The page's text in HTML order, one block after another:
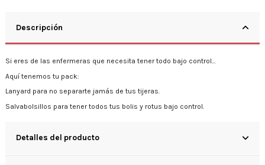
Descripción
Si eres de las enfermeras que necesita tener todo bajo control…
Aquí tenemos tu pack:
Lanyard para no separarte jamás de tus tijeras.
Salvabolsillos para tener todos tus bolis y rotus bajo control.
Detalles del producto